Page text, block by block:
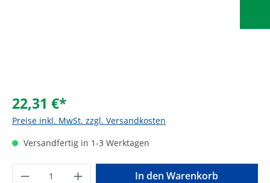
22,31 €*
Preise inkl. MwSt. zzgl. Versandkosten
Versandfertig in 1-3 Werktagen
Produkt Anzahl: Gib den gewünschten
In den Warenkorb